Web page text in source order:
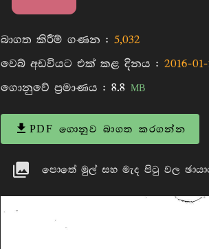
බාගත කිරීම් ගණන : 5,032
වෙබ් අඩවියට එක් කළ දිනය : 2016-
ගොනුවේ ප්‍රමාණය : 8.8 MB
PDF ගොනුව බාගත කරගන්න
පොතේ මුල් සහ මැද පිටු වල